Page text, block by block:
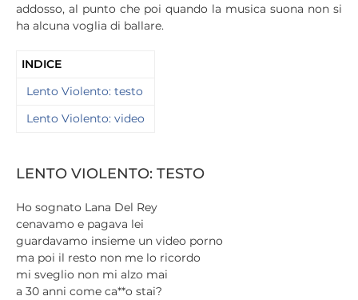
addosso, al punto che poi quando la musica suona non si
ha alcuna voglia di ballare.
INDICE
Lento Violento: testo
Lento Violento: video
LENTO VIOLENTO: TESTO
Ho sognato Lana Del Rey
cenavamo e pagava lei
guardavamo insieme un video porno
ma poi il resto non me lo ricordo
mi sveglio non mi alzo mai
a 30 anni come ca**o stai?